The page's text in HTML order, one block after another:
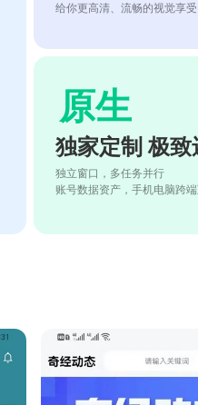
给你更高清、流畅的视觉享受
原生
独家定制 极致
独立窗口，多任务并行
账号数据资产，手机电脑跨